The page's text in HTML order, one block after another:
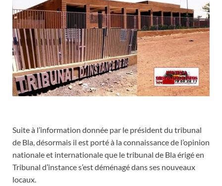
Suite à l’information donnée par le président du tribunal
de Bla, désormais il est porté à la connaissance de l’opinion
nationale et internationale que le tribunal de Bla érigé en
Tribunal d’instance s’est déménagé dans ses nouveaux
locaux.